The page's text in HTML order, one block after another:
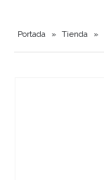
Portada » Tienda »